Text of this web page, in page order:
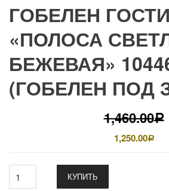
ГОБЕЛЕН
«ПОЛОСА
БЕЖЕВАЯ»
(ГОБЕЛЕН ПОД
1,460.00Р
1,250.00Р
КУПИТЬ